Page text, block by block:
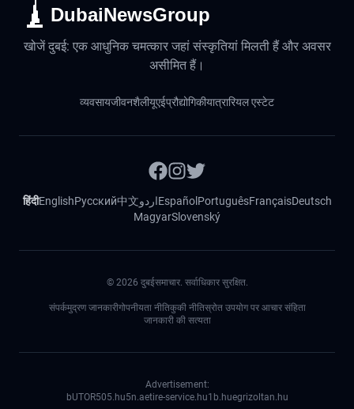
DubaiNewsGroup
खोजें दुबई: एक आधुनिक चमत्कार जहां संस्कृतियां मिलती हैं और अवसर
असीमित हैं।
व्यवसायजीवनशैलीयूएईप्रौद्योगिकीयात्रारियल एस्टेट
हिंदीEnglishРусский中文اردوEspañol PortuguêsFrançaisDeutsch
MagyarSlovenský
© 2026 दुबईसमाचार. सर्वाधिकार सुरक्षित.
संपर्कमुद्रण जानकारीगोपनीयता नीतिकुकी नीतिस्रोत उपयोग पर आचार संहिता
जानकारी की सत्यता
Advertisement:
bUTOR505.hu5n.aetire-service.hu1b.huegrizoltan.hu